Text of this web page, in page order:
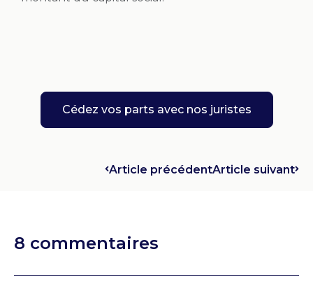
Cédez vos parts avec nos juristes
Article précédentArticle suivant
8 commentaires